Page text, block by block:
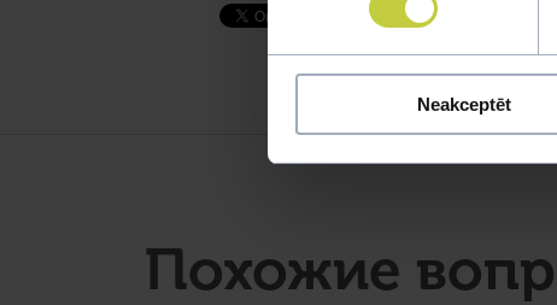
Neakceptēt
Похожие